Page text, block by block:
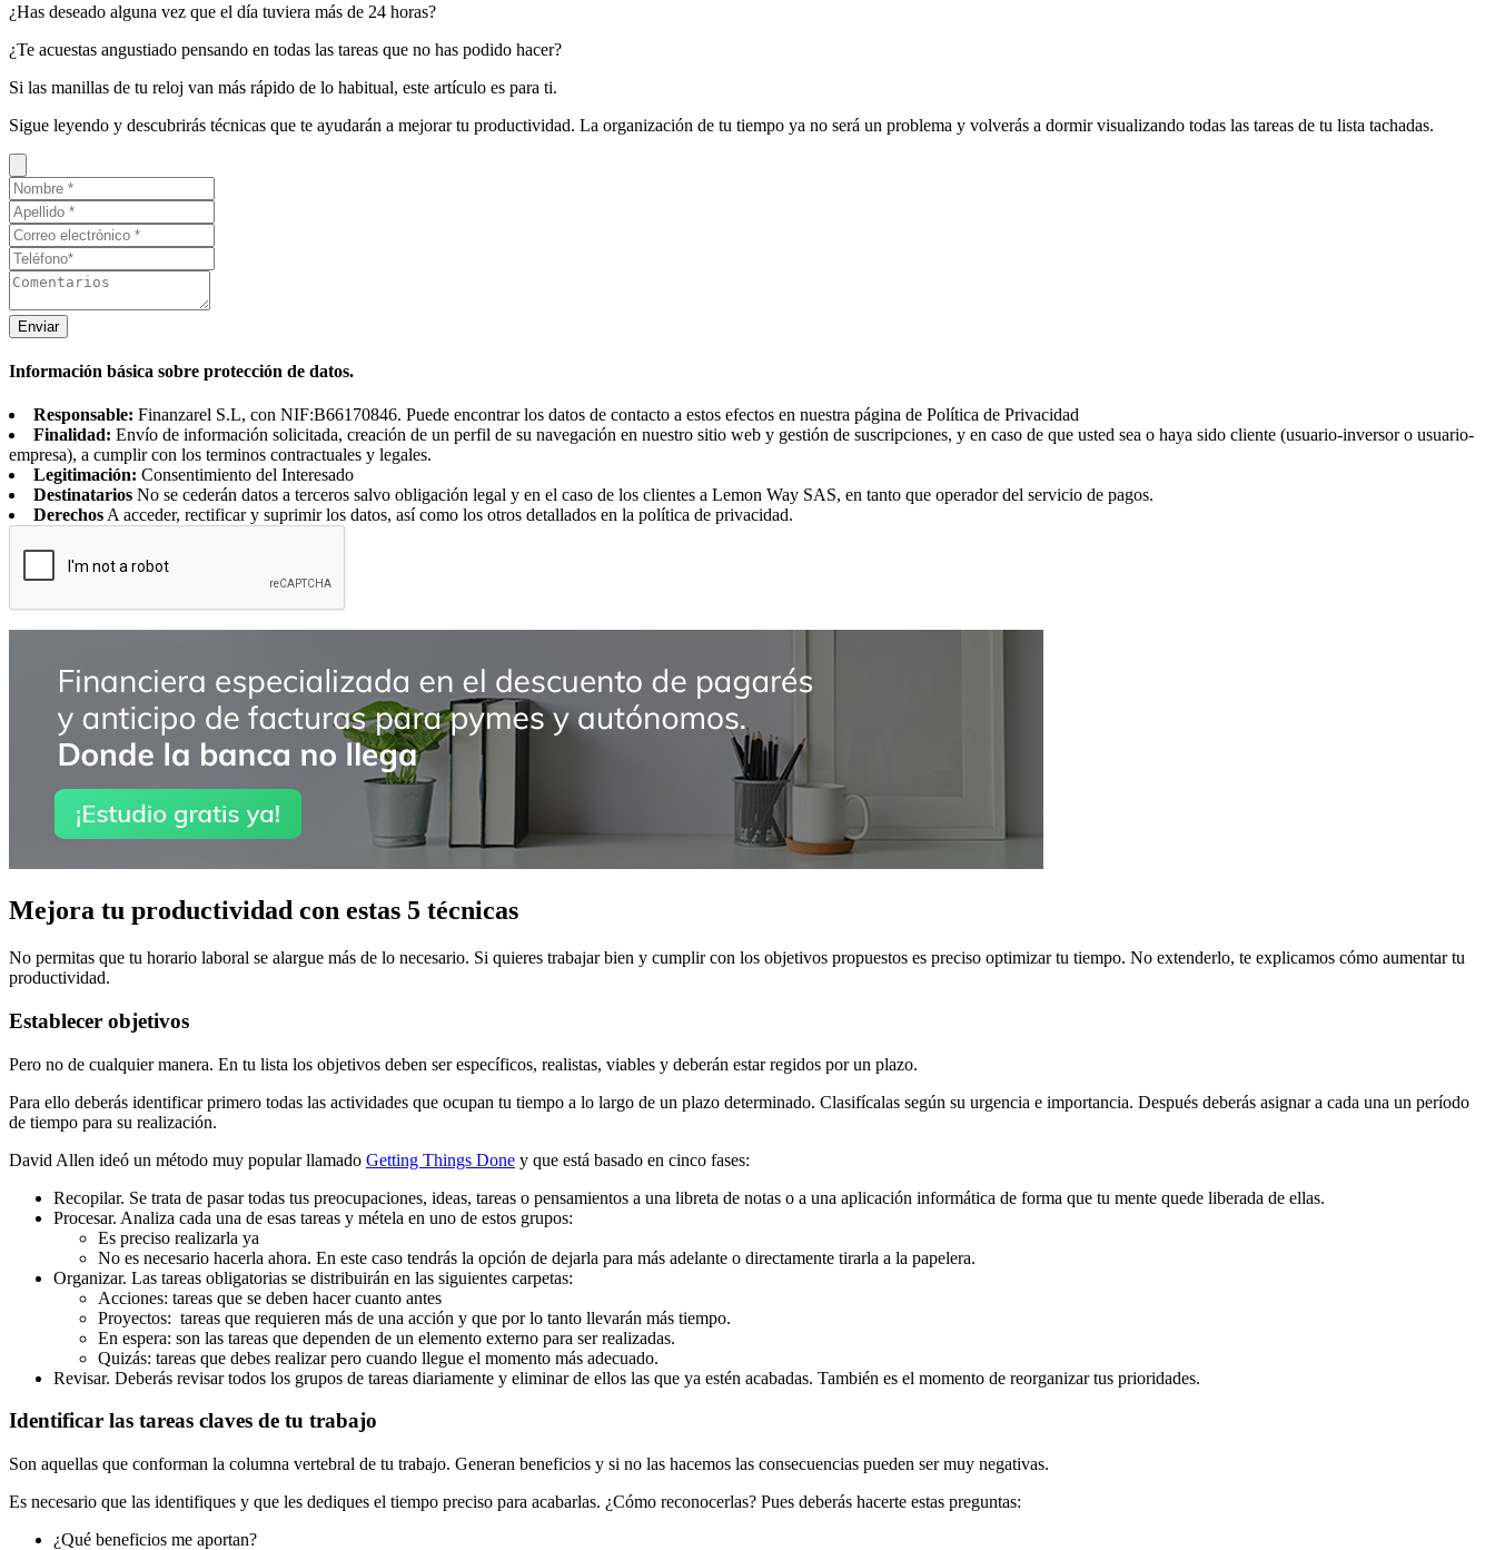
¿Has deseado alguna vez que el día tuviera más de 24 horas?
¿Te acuestas angustiado pensando en todas las tareas que no has podido hacer?
Si las manillas de tu reloj van más rápido de lo habitual, este artículo es para ti.
Sigue leyendo y descubrirás técnicas que te ayudarán a mejorar tu productividad. La organización de tu tiempo ya no será un problema y volverás a dormir visualizando todas las tareas de tu lista tachadas.
Enviar
Información básica sobre protección de datos.
Responsable: Finanzarel S.L, con NIF:B66170846. Puede encontrar los datos de contacto a estos efectos en nuestra página de Política de Privacidad
Finalidad: Envío de información solicitada, creación de un perfil de su navegación en nuestro sitio web y gestión de suscripciones, y en caso de que usted sea o haya sido cliente (usuario-inversor o usuario-
empresa), a cumplir con los terminos contractuales y legales.
Legitimación: Consentimiento del Interesado
Destinatarios No se cederán datos a terceros salvo obligación legal y en el caso de los clientes a Lemon Way SAS, en tanto que operador del servicio de pagos.
Derechos A acceder, rectificar y suprimir los datos, así como los otros detallados en la política de privacidad.
Mejora tu productividad con estas 5 técnicas
No permitas que tu horario laboral se alargue más de lo necesario. Si quieres trabajar bien y cumplir con los objetivos propuestos es preciso optimizar tu tiempo. No extenderlo, te explicamos cómo aumentar tu
productividad.
Establecer objetivos
Pero no de cualquier manera. En tu lista los objetivos deben ser específicos, realistas, viables y deberán estar regidos por un plazo.
Para ello deberás identificar primero todas las actividades que ocupan tu tiempo a lo largo de un plazo determinado. Clasifícalas según su urgencia e importancia. Después deberás asignar a cada una un período
de tiempo para su realización.
David Allen ideó un método muy popular llamado Getting Things Done y que está basado en cinco fases:
Recopilar. Se trata de pasar todas tus preocupaciones, ideas, tareas o pensamientos a una libreta de notas o a una aplicación informática de forma que tu mente quede liberada de ellas.
Procesar. Analiza cada una de esas tareas y métela en uno de estos grupos:
Es preciso realizarla ya
No es necesario hacerla ahora. En este caso tendrás la opción de dejarla para más adelante o directamente tirarla a la papelera.
Organizar. Las tareas obligatorias se distribuirán en las siguientes carpetas:
Acciones: tareas que se deben hacer cuanto antes
Proyectos: tareas que requieren más de una acción y que por lo tanto llevarán más tiempo.
En espera: son las tareas que dependen de un elemento externo para ser realizadas.
Quizás: tareas que debes realizar pero cuando llegue el momento más adecuado.
Revisar. Deberás revisar todos los grupos de tareas diariamente y eliminar de ellos las que ya estén acabadas. También es el momento de reorganizar tus prioridades.
Identificar las tareas claves de tu trabajo
Son aquellas que conforman la columna vertebral de tu trabajo. Generan beneficios y si no las hacemos las consecuencias pueden ser muy negativas.
Es necesario que las identifiques y que les dediques el tiempo preciso para acabarlas. ¿Cómo reconocerlas? Pues deberás hacerte estas preguntas:
¿Qué beneficios me aportan?